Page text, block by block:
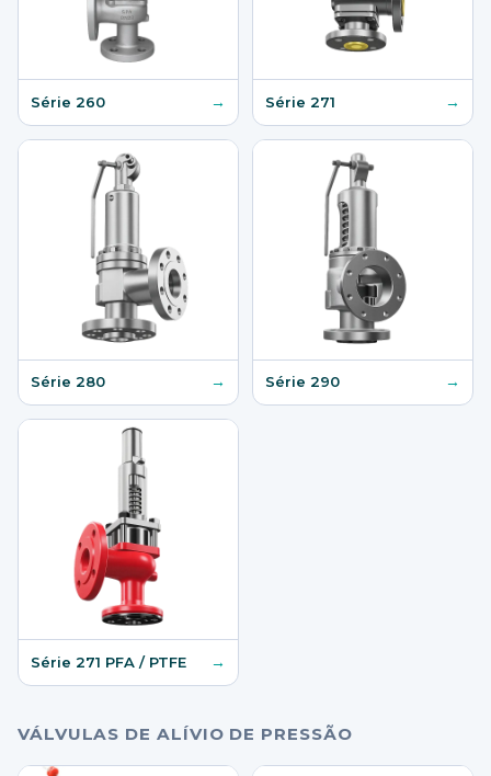
Série 260 → Série 271 →
Série 280 → Série 290 →
Série 271 PFA / PTFE →
VÁLVULAS DE ALÍVIO DE PRESSÃO